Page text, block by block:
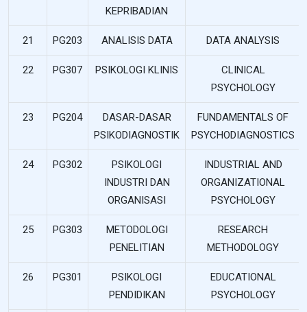
KEPRIBADIAN
21 PG203 ANALISIS DATA DATA ANALYSIS
22 PG307 PSIKOLOGI KLINIS
CLINICAL
PSYCHOLOGY
23 PG204
DASAR-DASAR
PSIKODIAGNOSTIK
FUNDAMENTALS OF
PSYCHODIAGNOSTICS
24 PG302
PSIKOLOGI
INDUSTRI DAN
ORGANISASI
INDUSTRIAL AND
ORGANIZATIONAL
PSYCHOLOGY
25 PG303
METODOLOGI
PENELITIAN
RESEARCH
METHODOLOGY
26 PG301
PSIKOLOGI
PENDIDIKAN
EDUCATIONAL
PSYCHOLOGY